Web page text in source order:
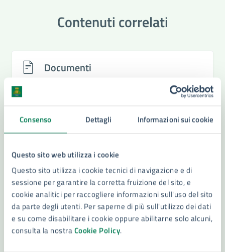
Consenso Dettagli Informazioni sui cookie
Questo sito web utilizza i cookie
Questo sito utilizza i cookie tecnici di navigazione e di
sessione per garantire la corretta fruizione del sito, e
cookie analitici per raccogliere informazioni sull'uso del sito
da parte degli utenti. Per saperne di più sull'utilizzo dei dati
e su come disabilitare i cookie oppure abilitarne solo alcuni,
consulta la nostraCookie Policy.
Contenuti correlati
Documenti
Risultati scrutini Referendum 2026 Siracusa per